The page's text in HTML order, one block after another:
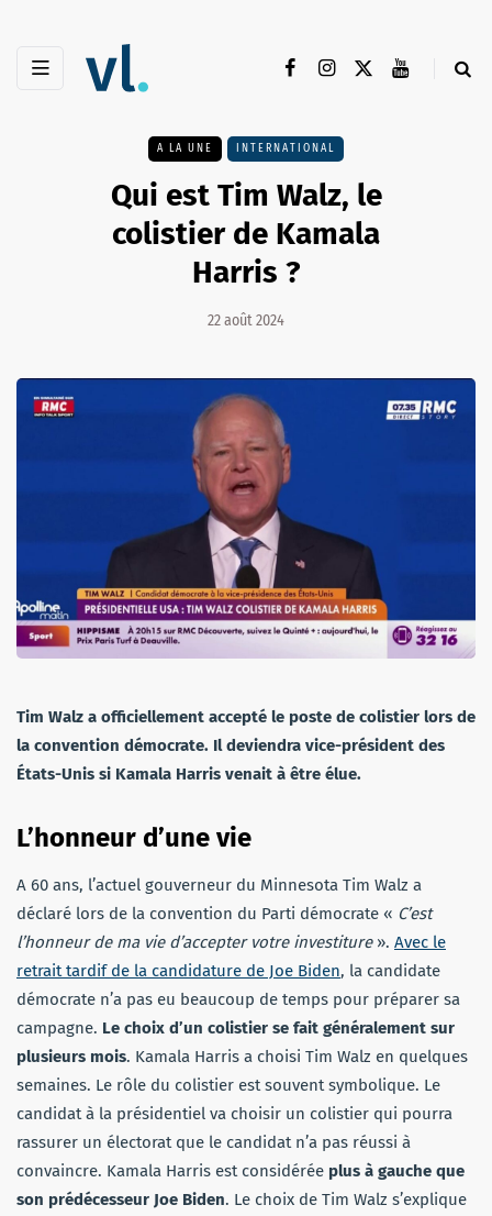
A LA UNE INTERNATIONAL
Qui est Tim Walz, le
colistier de Kamala
Harris ?
22 août 2024
Tim Walz a officiellement accepté le poste de colistier lors de
la convention démocrate. Il deviendra vice-président des
États-Unis si Kamala Harris venait à être élue.
L’honneur d’une vie
A 60 ans, l’actuel gouverneur du Minnesota Tim Walz a
déclaré lors de la convention du Parti démocrate « C’est
l’honneur de ma vie d’accepter votre investiture ». Avec le
retrait tardif de la candidature de Joe Biden, la candidate
démocrate n’a pas eu beaucoup de temps pour préparer sa
campagne. Le choix d’un colistier se fait généralement sur
plusieurs mois. Kamala Harris a choisi Tim Walz en quelques
semaines. Le rôle du colistier est souvent symbolique. Le
candidat à la présidentiel va choisir un colistier qui pourra
rassurer un électorat que le candidat n’a pas réussi à
convaincre. Kamala Harris est considérée plus à gauche que
son prédécesseur Joe Biden. Le choix de Tim Walz s’explique